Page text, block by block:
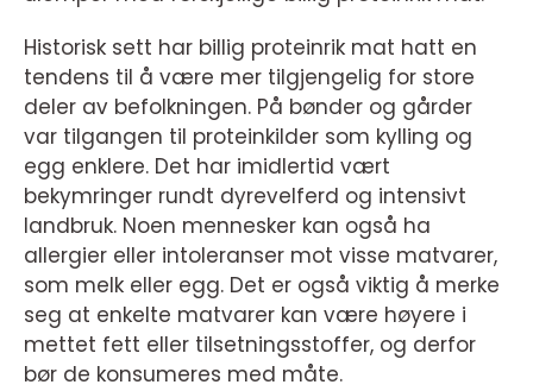
Historisk sett har billig proteinrik mat hatt en
tendens til å være mer tilgjengelig for store
deler av befolkningen. På bønder og gårder
var tilgangen til proteinkilder som kylling og
egg enklere. Det har imidlertid vært
bekymringer rundt dyrevelferd og intensivt
landbruk. Noen mennesker kan også ha
allergier eller intoleranser mot visse matvarer,
som melk eller egg. Det er også viktig å merke
seg at enkelte matvarer kan være høyere i
mettet fett eller tilsetningsstoffer, og derfor
bør de konsumeres med måte.